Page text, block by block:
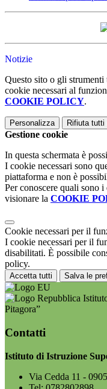
Notizie
Questo sito o gli
cookie necessari al
COOKIE POLICY.
Personalizza Rifiuta tutti
Gestione cookie
In questa schermata è
I cookie necessari sono
piattaforma e non è
Per conoscere quali sono
visionare la COOKIE
Cookie necessari per il
I cookie necessari per il
disabilitati. È possibile
policy.
Accetta tutti Salva le
Pitagora”
Contatti
Istituto di Istruzione
Via Cedda 11 -